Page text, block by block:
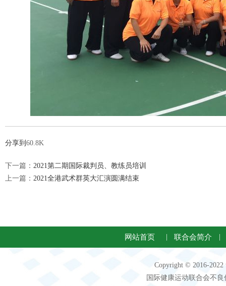
分享到 60.8K
下一篇： 2021第二期国际裁判员、教练员培训
上一篇： 2021全港武术群英大汇演圆满结束
网站首页 联合会简介
Copyright © 2016-
国际健康运动联合会不